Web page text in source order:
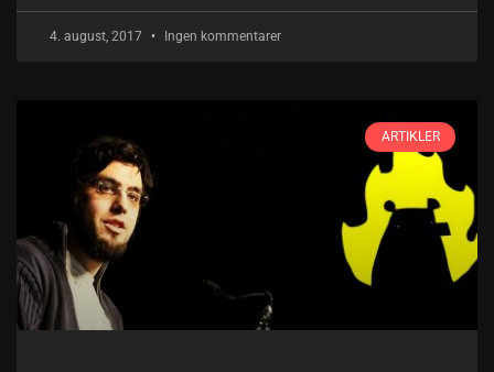
4. august, 2017 Ingen kommentarer
ARTIKLER